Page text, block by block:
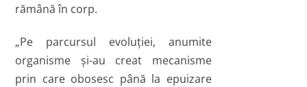
rămână în corp.
„Pe parcursul evoluţiei, anumite
organisme şi-au creat mecanisme
prin care obosesc până la epuizare